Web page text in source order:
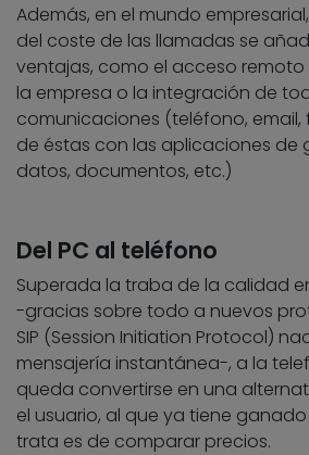
Además, en el mundo
del coste de las llamadas se
ventajas, como el acceso remoto
la empresa o la integración de
comunicaciones (teléfono, email,
de éstas con las aplicaciones de
datos, documentos, etc.)
Del PC al teléfono
Superada la traba de la calidad
-gracias sobre todo a nuevos
SIP (Session Initiation Protocol)
mensajería instantánea-, a la
queda convertirse en una
el usuario, al que ya tiene
trata es de comparar precios.